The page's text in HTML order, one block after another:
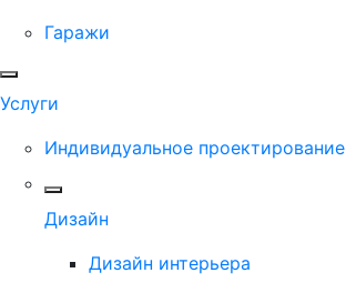
Гаражи
Услуги
Индивидуальное проектирование
Дизайн
Дизайн интерьера